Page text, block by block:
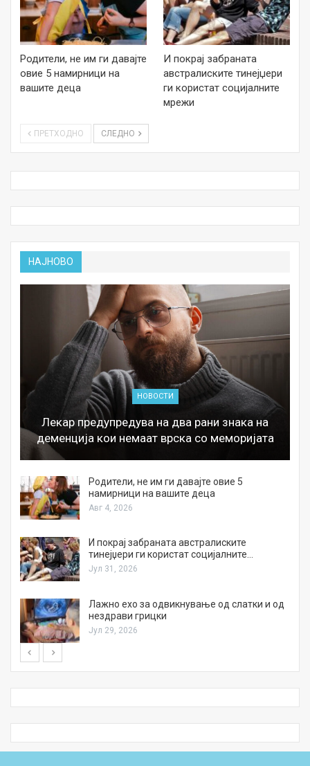
Родители, не им ги давајте
овие 5 намирници на
вашите деца
И покрај забраната
австралиските тинејџери
ги користат социјалните
мрежи
ПРЕТХОДНО СЛЕДНО
НАЈНОВО
НОВОСТИ
Лекар предупредува на два рани знака на
деменција кои немаат врска со меморијата
Родители, не им ги давајте овие 5
намирници на вашите деца
Авг 4, 2026
И покрај забраната австралиските
тинејџери ги користат социјалните…
Јул 31, 2026
Лажно ехо за одвикнување од слатки и од
нездрави грицки
Јул 29, 2026